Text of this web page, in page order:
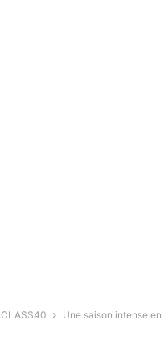
CLASS40
Une saison intense